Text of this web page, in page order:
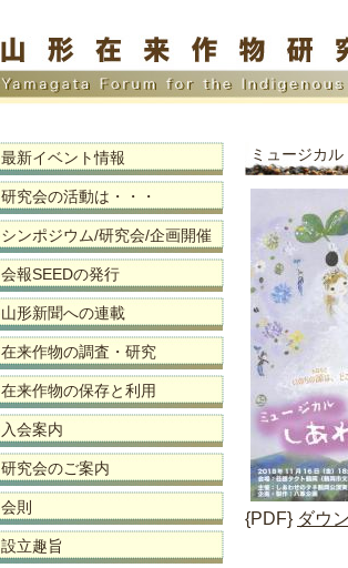
ミュージカ
{PDF} ダウ
最新イベント情報
研究会の活動は・・・
シンポジウム/研究会/企画開催
会報SEEDの発行
山形新聞への連載
在来作物の調査・研究
在来作物の保存と利用
入会案内
研究会のご案内
会則
設立趣旨